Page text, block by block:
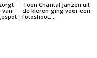
van
Toen Chantal Janzen uit
de kleren ging voor een
fotoshoot…